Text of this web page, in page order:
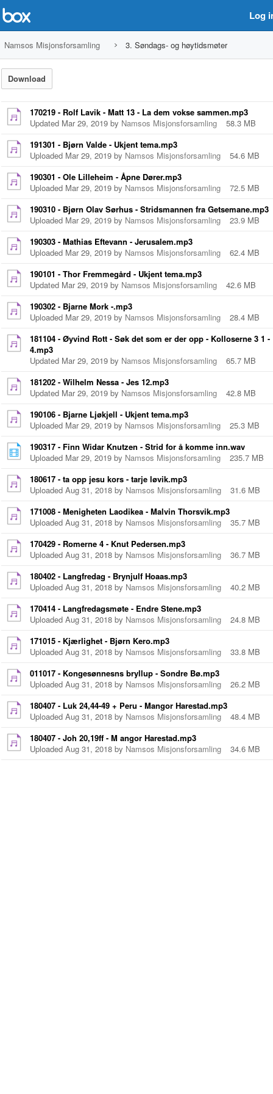
Log
Namsos Misjonsforsamling 3. Søndags- og høytidsmøter
Download
170219 - Rolf Lavik - Matt 13 - La dem vokse sammen.mp3
Updated Mar 29, 2019 by Namsos Misjonsforsamling
58.3 MB
191301 - Bjørn Valde - Ukjent tema.mp3
Uploaded Mar 29, 2019 by Namsos Misjonsforsamling
54.6 MB
190301 - Ole Lilleheim - Åpne Dører.mp3
Uploaded Mar 29, 2019 by Namsos Misjonsforsamling
72.5 MB
190310 - Bjørn Olav Sørhus - Stridsmannen fra Getsemane.mp3
Uploaded Mar 29, 2019 by Namsos Misjonsforsamling
23.9 MB
190303 - Mathias Eftevann - Jerusalem.mp3
Uploaded Mar 29, 2019 by Namsos Misjonsforsamling
62.4 MB
190101 - Thor Fremmegård - Ukjent tema.mp3
Updated Mar 29, 2019 by Namsos Misjonsforsamling
42.6 MB
190302 - Bjarne Mork -.mp3
Uploaded Mar 29, 2019 by Namsos Misjonsforsamling
28.4 MB
181104 - Øyvind Rott - Søk det som er der opp - Kolloserne 3 1 -
4.mp3
Updated Mar 29, 2019 by Namsos Misjonsforsamling
65.7 MB
181202 - Wilhelm Nessa - Jes 12.mp3
Updated Mar 29, 2019 by Namsos Misjonsforsamling
42.8 MB
190106 - Bjarne Ljøkjell - Ukjent tema.mp3
Uploaded Mar 29, 2019 by Namsos Misjonsforsamling
25.3 MB
190317 - Finn Widar Knutzen - Strid for å komme inn.wav
Uploaded Mar 29, 2019 by Namsos Misjonsforsamling
235.7 MB
180617 - ta opp jesu kors - tarje løvik.mp3
Uploaded Aug 31, 2018 by Namsos Misjonsforsamling
31.6 MB
171008 - Menigheten Laodikea - Malvin Thorsvik.mp3
Uploaded Aug 31, 2018 by Namsos Misjonsforsamling
35.7 MB
170429 - Romerne 4 - Knut Pedersen.mp3
Uploaded Aug 31, 2018 by Namsos Misjonsforsamling
36.7 MB
180402 - Langfredag - Brynjulf Hoaas.mp3
Uploaded Aug 31, 2018 by Namsos Misjonsforsamling
40.2 MB
170414 - Langfredagsmøte - Endre Stene.mp3
Uploaded Aug 31, 2018 by Namsos Misjonsforsamling
24.8 MB
171015 - Kjærlighet - Bjørn Kero.mp3
Uploaded Aug 31, 2018 by Namsos Misjonsforsamling
33.8 MB
011017 - Kongesønnesns bryllup - Sondre Bø.mp3
Uploaded Aug 31, 2018 by Namsos Misjonsforsamling
26.2 MB
180407 - Luk 24,44-49 + Peru - Mangor Harestad.mp3
Uploaded Aug 31, 2018 by Namsos Misjonsforsamling
48.4 MB
180407 - Joh 20,19ff - M angor Harestad.mp3
Uploaded Aug 31, 2018 by Namsos Misjonsforsamling 34.6 MB